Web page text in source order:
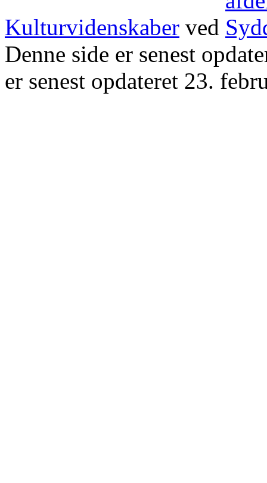
Kulturvidenskaber ved
Denne side er senest
er senest opdateret 23.